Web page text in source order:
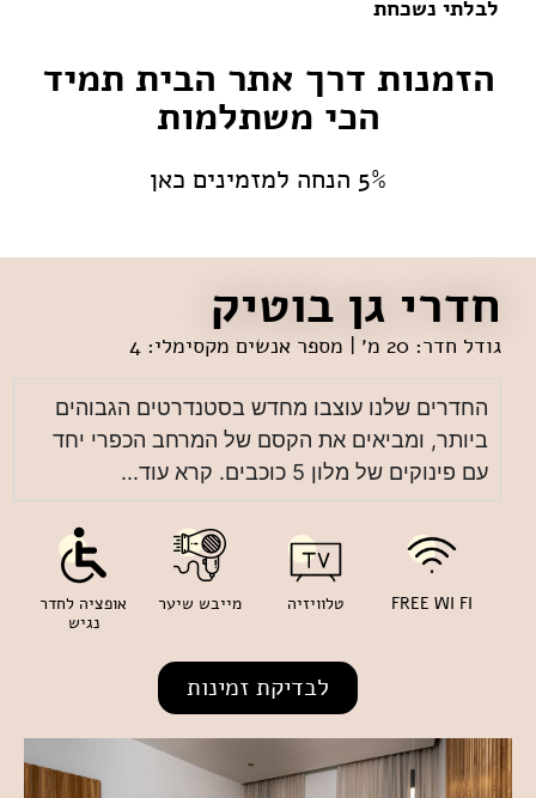
לבלתי נשכחת
הזמנות דרך אתר הבית תמיד
הכי משתלמות
5% הנחה למזמינים כאן
חדרי גן בוטיק
גודל חדר: 20 מ׳ | מספר אנשים מקסימלי: 4
החדרים שלנו עוצבו מחדש בסטנדרטים הגבוהים
ביותר, ומביאים את הקסם של המרחב הכפרי יחד
עם פינוקים של מלון 5 כוכבים. קרא עוד...
FREE WI FI טלוויזיה מייבש שיער
אופציה לחדר
נגיש
לבדיקת זמינות